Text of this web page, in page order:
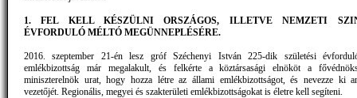
1. FEL KELL KÉSZÜLNI ORSZÁGOS, ILLETVE NEMZETI
ÉVFORDULÓ MÉLTÓ MEGÜNNEPLÉSÉRE.
2016. szeptember 21-én lesz gróf Széchenyi István 225-dik születési
emlékbizottság már megalakult, és felkérte a köztársasági elnököt a
miniszterelnök urat, hogy hozza létre az állami emlékbizottságot, és nevezze ki
vezetőjét. Regionális, megyei és szakterületi emlékbizottságokat is életre kell segíteni.